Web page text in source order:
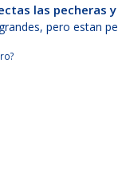
las pecheras
pero estan